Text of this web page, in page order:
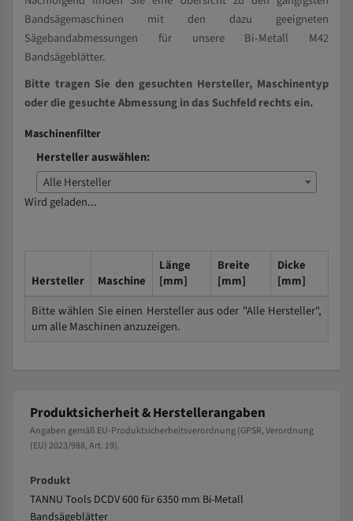
Bandsägemaschinen mit den dazu geeigneten
Sägebandabmessungen für unsere Bi-Metall M42
Bandsägeblätter.
Bitte tragen Sie den gesuchten Hersteller, Maschinentyp
oder die gesuchte Abmessung in das Suchfeld rechts ein.
Maschinenfilter
Hersteller auswählen:
Alle Hersteller
Wird geladen...
Hersteller Maschine
Länge
[mm]
Breite
[mm]
Dicke
[mm]
Bitte wählen Sie einen Hersteller aus oder "Alle Hersteller",
um alle Maschinen anzuzeigen.
Produktsicherheit & Herstellerangaben
Angaben gemäß EU-Produktsicherheitsverordnung (GPSR, Verordnung
(EU) 2023/988, Art. 19).
Produkt
TANNU Tools DCDV 600 für 6350 mm Bi-Metall
Bandsägeblätter